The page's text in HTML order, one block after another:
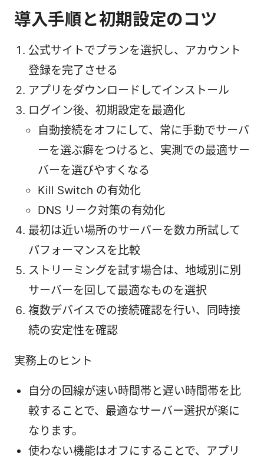
導入手順と初期設定のコツ
公式サイトでプランを選択し、アカウント
登録を完了させる
アプリをダウンロードしてインストール
ログイン後、初期設定を最適化
自動接続をオフにして、常に手動でサーバ
ーを選ぶ癖をつけると、実測での最適サー
バーを選びやすくなる
Kill Switch の有効化
DNS リーク対策の有効化
最初は近い場所のサーバーを数カ所試して
パフォーマンスを比較
ストリーミングを試す場合は、地域別に別
サーバーを回して最適なものを選択
複数デバイスでの接続確認を行い、同時接
続の安定性を確認
実務上のヒント
自分の回線が速い時間帯と遅い時間帯を比
較することで、最適なサーバー選択が楽に
なります。
使わない機能はオフにすることで、アプリ